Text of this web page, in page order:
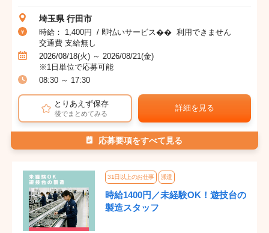
埼玉県 行田市
時給： 1,400円 / 即払いサービス�� 利用できません
交通費 支給無し
2026/08/18(火) ～ 2026/08/21(金)
※1日単位で応募可能
08:30 ～ 17:30
とりあえず保存
後でまとめてみる
詳細を見る
応募要項をすべて見る
31日以上のお仕事 派遣
時給1400円／未経験OK！遊技台の
製造スタッフ